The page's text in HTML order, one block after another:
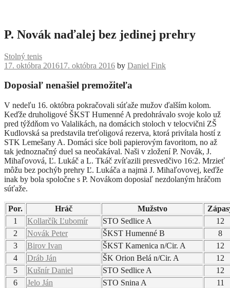
P. Novák naďalej bez jedinej prehry
Stolný tenis
17. októbra 201617. októbra 2016 by Daniel Fink
Doposiaľ nenašiel premožiteľa
V nedeľu 16. októbra pokračovali súťaže mužov ďalším kolom.
Keďže druholigové ŠKST Humenné A predohrávalo svoje kolo už
pred týždňom vo Valalikách, na domácich stoloch v telocvični ZŠ
Kudlovská sa predstavila treťoligová rezerva, ktorá privítala hostí z
STK Lemešany A. Domáci síce boli papierovým favoritom, no až
tak jednoznačný duel sa neočakával. Naši v zložení P. Novák, J.
Mihaľovová, Ľ. Lukáč a L. Tkáč zvíťazili presvedčivo 16:2. Mrzieť
môžu bez pochýb prehry Ľ. Lukáča a najmä J. Mihaľovovej, keďže
inak by bola spoločne s P. Novákom doposiaľ nezdolaným hráčom
súťaže.
Por. Hráč Mužstvo
1
Kollarčík Ľubomír STO Sedlice A
12
2
Novák Peter ŠKST Humenné B
8
3
Birov Ivan ŠKST Kamenica n/Cir. A
12
4
Dráb Ján ŠK Orion Belá n/Cir. A
12
5
Kušnír Daniel STO Sedlice A
12
6
Jelo Ján STO Snina A
11